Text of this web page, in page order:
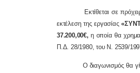
Εκτίθεται σε πρόχειρο
εκτέλεση της εργασίας
37.200,00€,η οποία θα
Π.Δ. 28/1980, του Ν. 2539/
Ο διαγωνισμός θα γίνει